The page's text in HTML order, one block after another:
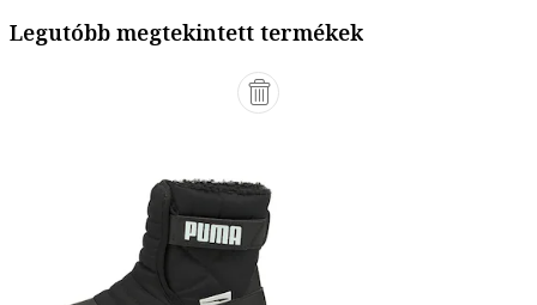
Legutóbb megtekintett termékek